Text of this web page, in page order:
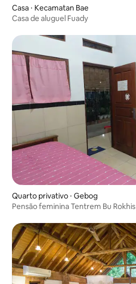
Casa ⋅ Kecamatan Bae
Casa de aluguel Fuady
Quarto privativo ⋅ Gebog
Pensão feminina Tentrem Bu Rokhis